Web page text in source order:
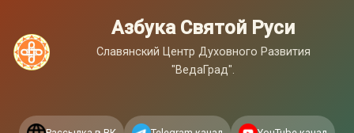
Азбука Святой Руси
Славянский Центр Духовного Развития
"ВедаГрад".